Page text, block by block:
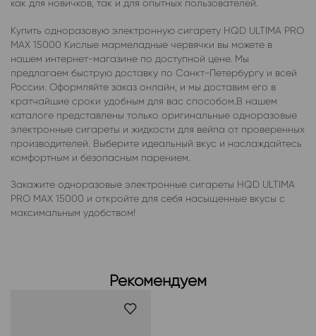
как для новичков, так и для опытных пользователей.
Купить одноразовую электронную сигарету HQD ULTIMA PRO
MAX 15000 Кислые мармеладные червячки вы можете в
нашем интернет-магазине по доступной цене. Мы
предлагаем быструю доставку по Санкт-Петербургу и всей
России. Оформляйте заказ онлайн, и мы доставим его в
кратчайшие сроки удобным для вас способом.В нашем
каталоге представлены только оригинальные одноразовые
электронные сигареты и жидкости для вейпа от проверенных
производителей. Выберите идеальный вкус и наслаждайтесь
комфортным и безопасным парением.
Закажите одноразовые электронные сигареты HQD ULTIMA
PRO MAX 15000 и откройте для себя насыщенные вкусы с
максимальным удобством!
Рекомендуем